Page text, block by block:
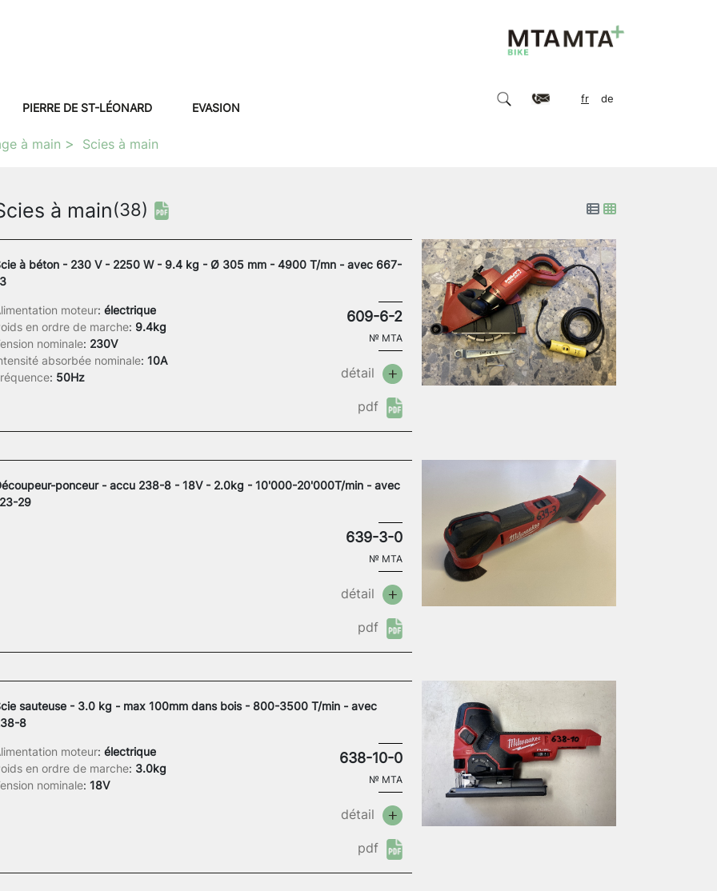
PIERRE DE ST-LÉONARD EVASION
fr de
à main Scies à main
à main(38)
à béton - 230 V - 2250 W - 9.4 kg - Ø 305 mm - 4900 T/mn - avec 667-
moteur: électrique
en ordre de marche: 9.4kg
nominale: 230V
absorbée nominale: 10A
: 50Hz
609-6-2
№ MTA
détail
pdf
ponceur - accu 238-8 - 18V - 2.0kg - 10'000-20'000T/min - avec
29
639-3-0
№ MTA
détail
pdf
sauteuse - 3.0 kg - max 100mm dans bois - 800-3500 T/min - avec
8
moteur: électrique
en ordre de marche: 3.0kg
nominale: 18V
638-10-0
№ MTA
détail
pdf